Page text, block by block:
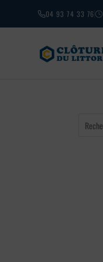
04 93 74 33 76